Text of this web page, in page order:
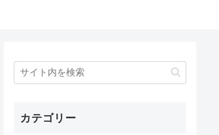
カテゴリー